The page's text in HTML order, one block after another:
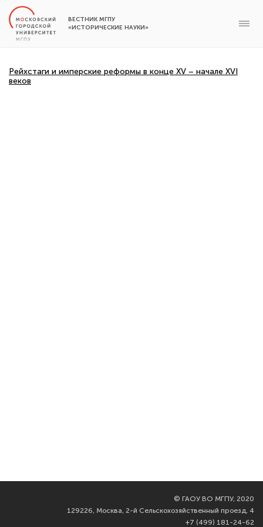
ВЕСТНИК МГПУ
«ИСТОРИЧЕСКИЕ НАУКИ»
Рейхстаги и имперские реформы в конце XV – начале XVI
веков
© ГАОУ ВО МГПУ, 2020
129226, Москва, 2-й Сельскохозяйственный проезд, 4
+7 (499) 181-24-62